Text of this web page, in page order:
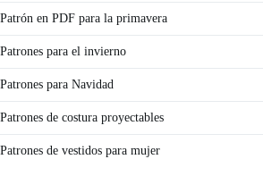
Patrón en PDF para la primavera
Patrones para el invierno
Patrones para Navidad
Patrones de costura proyectables
Patrones de vestidos para mujer